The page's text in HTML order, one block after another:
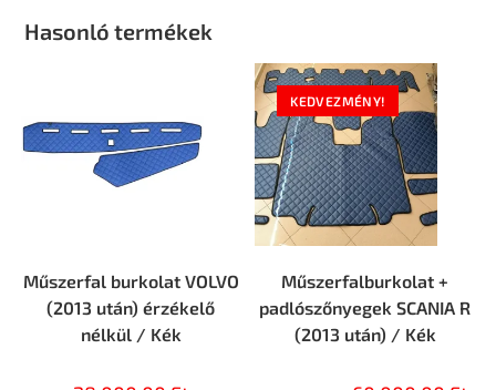
Hasonló termékek
Műszerfal burkolat VOLVO
(2013 után) érzékelő
nélkül / Kék
KEDVEZMÉNY!
Műszerfalburkolat +
padlószőnyegek SCANIA R
(2013 után) / Kék